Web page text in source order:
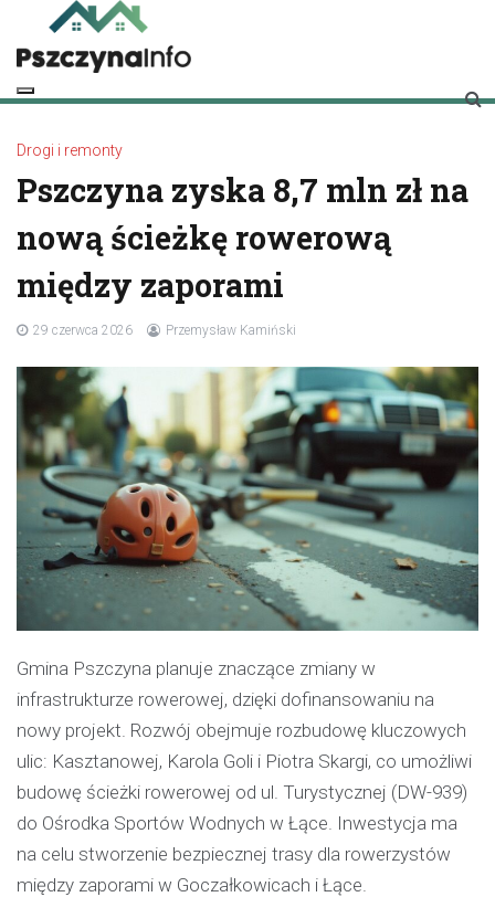
content
pszczynainfo.pl
Twoje źródło informacji o Pszczynie
Drogi i remonty
Pszczyna zyska 8,7 mln zł na
nową ścieżkę rowerową
między zaporami
29 czerwca 2026 Przemysław Kamiński
Gmina Pszczyna planuje znaczące zmiany w
infrastrukturze rowerowej, dzięki dofinansowaniu na
nowy projekt. Rozwój obejmuje rozbudowę kluczowych
ulic: Kasztanowej, Karola Goli i Piotra Skargi, co umożliwi
budowę ścieżki rowerowej od ul. Turystycznej (DW-939)
do Ośrodka Sportów Wodnych w Łące. Inwestycja ma
na celu stworzenie bezpiecznej trasy dla rowerzystów
między zaporami w Goczałkowicach i Łące.